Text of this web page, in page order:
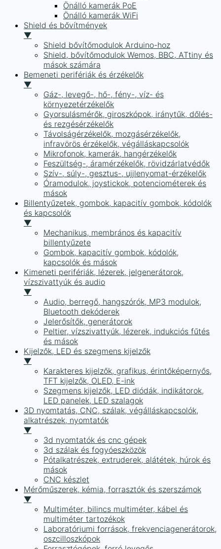
Önálló kamerák PoE
Önálló kamerák WiFi
Shield és bővítmények
▼
Shield bővítőmodulok Arduino-hoz
Shield, bővítőmodulok Wemos, BBC, ATtiny és
mások számára
Bemeneti perifériák és érzékelők
▼
Gáz-, levegő-, hő-, fény-, víz- és
környezetérzékelők
Gyorsulásmérők, giroszkópok, iránytűk, dőlés-
és rezgésérzékelők
Távolságérzékelők, mozgásérzékelők,
infravörös érzékelők, végálláskapcsolók
Mikrofonok, kamerák, hangérzékelők
Feszültség-, áramérzékelők, rövidzárlatvédők
Szív-, súly-, gesztus-, ujjlenyomat-érzékelők
Óramodulok, joystickok, potenciométerek és
mások
Billentyűzetek, gombok, kapacitív gombok, kódolók
és kapcsolók
▼
Mechanikus, membrános és kapacitív
billentyűzete
Gombok, kapacitív gombok, kódolók,
kapcsolók és mások
Kimeneti perifériák, lézerek, jelgenerátorok,
vízszivattyúk és audio
▼
Audio, berregő, hangszórók, MP3 modulok,
Bluetooth dekóderek
Jelerősítők, generátorok
Peltier, vízszivattyúk, lézerek, indukciós fűtés
és mások
Kijelzők, LED és szegmens kijelzők
▼
Karakteres kijelzők, grafikus, érintőképernyős,
TFT kijelzők, OLED, E-ink
Szegmens kijelzők, LED diódák, indikátorok,
LED panelek, LED szalagok
3D nyomtatás, CNC, szálak, végálláskapcsolók,
alkatrészek, nyomtatók
▼
3d nyomtatók és cnc gépek
3d szálak és fogyóeszközök
Pótalkatrészek, extruderek, alátétek, húrok és
mások
CNC készlet
Mérőműszerek, kémia, forrasztók és szerszámok
▼
Multiméter, bilincs multiméter, kábel és
multiméter tartozékok
Laboratóriumi források, frekvenciagenerátorok,
oszcilloszkópok